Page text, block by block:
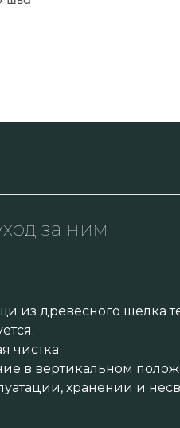
за ним
из древесного шелка
чистка
в вертикальном
хранении и